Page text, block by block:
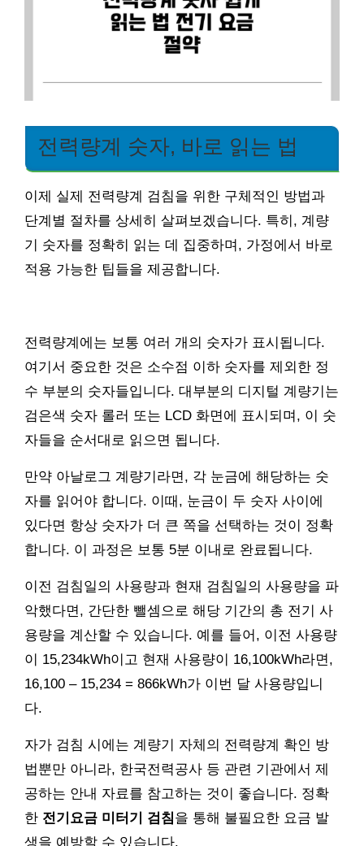
전력량계 숫자, 바로 읽는 법
이제 실제 전력량계 검침을 위한 구체적인 방법과
단계별 절차를 상세히 살펴보겠습니다. 특히, 계량
기 숫자를 정확히 읽는 데 집중하며, 가정에서 바로
적용 가능한 팁들을 제공합니다.
전력량계에는 보통 여러 개의 숫자가 표시됩니다.
여기서 중요한 것은 소수점 이하 숫자를 제외한 정
수 부분의 숫자들입니다. 대부분의 디지털 계량기는
검은색 숫자 롤러 또는 LCD 화면에 표시되며, 이 숫
자들을 순서대로 읽으면 됩니다.
만약 아날로그 계량기라면, 각 눈금에 해당하는 숫
자를 읽어야 합니다. 이때, 눈금이 두 숫자 사이에
있다면 항상 숫자가 더 큰 쪽을 선택하는 것이 정확
합니다. 이 과정은 보통 5분 이내로 완료됩니다.
이전 검침일의 사용량과 현재 검침일의 사용량을 파
악했다면, 간단한 뺄셈으로 해당 기간의 총 전기 사
용량을 계산할 수 있습니다. 예를 들어, 이전 사용량
이 15,234kWh이고 현재 사용량이 16,100kWh라면,
16,100 – 15,234 = 866kWh가 이번 달 사용량입니
다.
자가 검침 시에는 계량기 자체의 전력량계 확인 방
법뿐만 아니라, 한국전력공사 등 관련 기관에서 제
공하는 안내 자료를 참고하는 것이 좋습니다. 정확
한 전기요금 미터기 검침을 통해 불필요한 요금 발
생을 예방할 수 있습니다.